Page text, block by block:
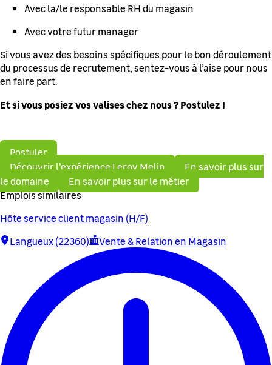
Avec la/le responsable RH du magasin
Avec votre futur manager
Si vous avez des besoins spécifiques pour le bon déroulement
du processus de recrutement, sentez-vous à l’aise pour nous
en faire part.
Et si vous posiez vos valises chez nous ? Postulez !
Postuler
Découvrir l'expérience Leroy Melin
En savoir plus sur
le domaine
En savoir plus sur le métier
Emplois similaires
Hôte service client magasin (H/F)
Langueux (22360)
Vente & Relation en Magasin